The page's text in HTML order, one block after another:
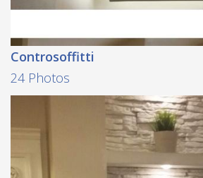
Controsoffitti
24 Photos